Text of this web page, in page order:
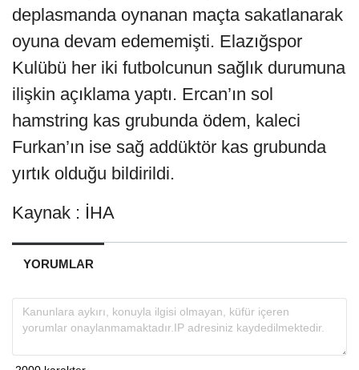
deplasmanda oynanan maçta sakatlanarak
oyuna devam edememişti. Elazığspor
Kulübü her iki futbolcunun sağlık durumuna
ilişkin açıklama yaptı. Ercan’ın sol
hamstring kas grubunda ödem, kaleci
Furkan’ın ise sağ addüktör kas grubunda
yırtık olduğu bildirildi.
Kaynak : İHA
YORUMLAR